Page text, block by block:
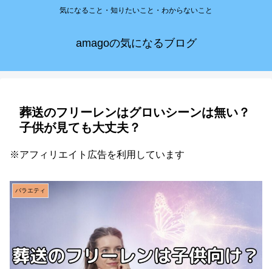
気になること・知りたいこと・わからないこと
amagoの気になるブログ
葬送のフリーレンはグロいシーンは無い？
子供が見ても大丈夫？
※アフィリエイト広告を利用しています
バラエティ